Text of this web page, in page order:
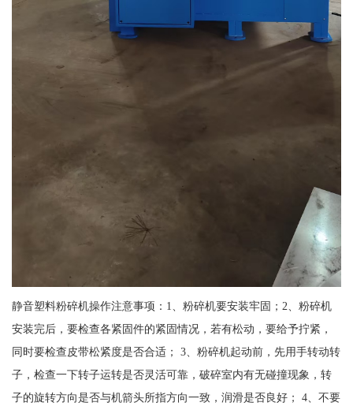
静音塑料粉碎机操作注意事项：1、粉碎机要安装牢固；2、粉碎机
安装完后，要检查各紧固件的紧固情况，若有松动，要给予拧紧，
同时要检查皮带松紧度是否合适； 3、粉碎机起动前，先用手转动转
子，检查一下转子运转是否灵活可靠，破碎室内有无碰撞现象，转
子的旋转方向是否与机箭头所指方向一致，润滑是否良好； 4、不要